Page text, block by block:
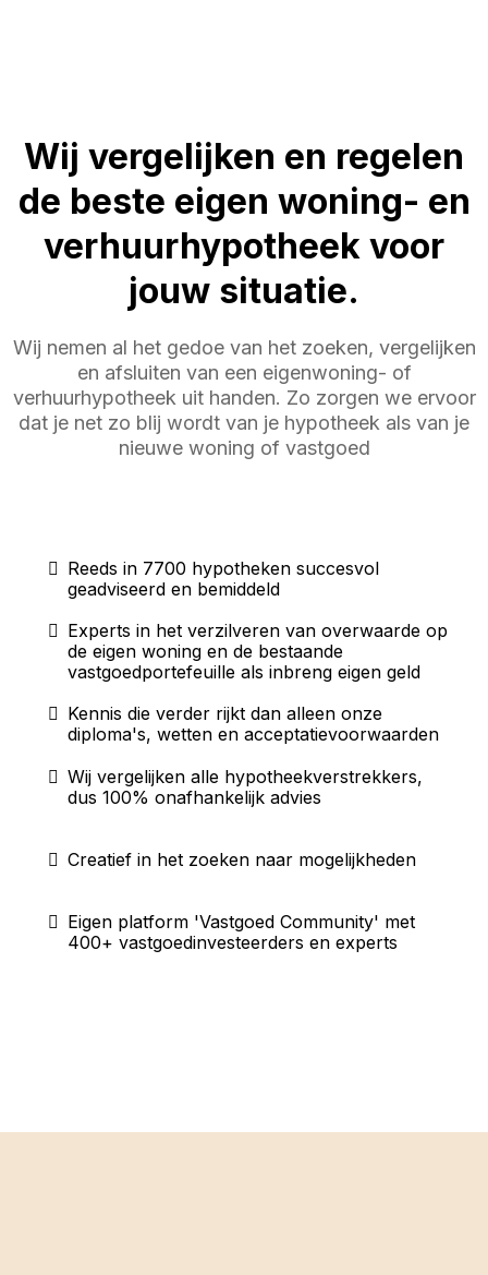
Wij vergelijken en regelen
de beste eigen woning- en
verhuurhypotheek voor
jouw situatie.
Wij nemen al het gedoe van het zoeken, vergelijken
en afsluiten van een eigenwoning- of
verhuurhypotheek uit handen. Zo zorgen we ervoor
dat je net zo blij wordt van je hypotheek als van je
nieuwe woning of vastgoed
Reeds in 7700 hypotheken succesvol
geadviseerd en bemiddeld
Experts in het verzilveren van overwaarde op
de eigen woning en de bestaande
vastgoedportefeuille als inbreng eigen geld
Kennis die verder rijkt dan alleen onze
diploma's, wetten en acceptatievoorwaarden
Wij vergelijken alle hypotheekverstrekkers,
dus 100% onafhankelijk advies
Creatief in het zoeken naar mogelijkheden
Eigen platform 'Vastgoed Community' met
400+ vastgoedinvesteerders en experts